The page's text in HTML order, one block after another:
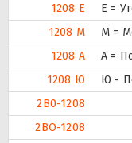
1208 Е
E =
1208 М
М =
1208 А
А =
1208 Ю
Ю -
2B0-1208
2ВО-1208